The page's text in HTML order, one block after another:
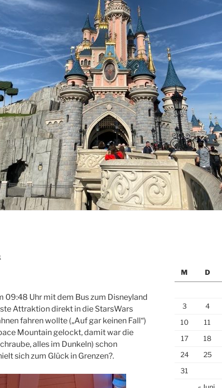
09:48 Uhr mit dem Bus zum Disneyland
Attraktion direkt in die StarsWars
fahren wollte („Auf gar keinen Fall“)
Mountain gelockt, damit war die
alles im Dunkeln) schon
sich zum Glück in Grenzen?.
M D
3
4
10
11
17
18
24
25
31